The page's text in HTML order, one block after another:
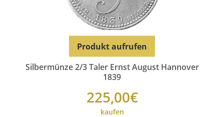
Silbermünze 2/3 Taler Ernst August Hannover
1839
225,00€
kaufen
Produkt aufrufen